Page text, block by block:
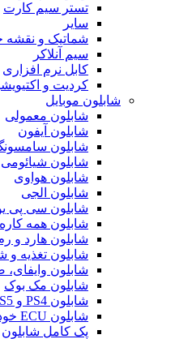
تستر سیم کارت
سایر
شماتیک و نقشه
سیم آنلاکر
کابل نرم افزاری
کردیت و
شابلون موبایل
شابلون معمولی
شابلون آیفون
شابلون
شابلون شیائومی
شابلون هواوی
شابلون الجی
شابلون سی پی
شابلون همه کاره
شابلون هارد و
شابلون تغذیه و
شابلون وایفای،
شابلون مک بوک
شابلون PS4 و PS5
شابلون ECU خودرو
پک کامل شابلون